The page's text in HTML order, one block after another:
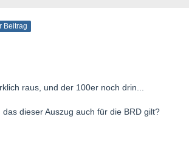
Beitrag
raus, und der 100er noch drin...
dieser Auszug auch für die BRD gilt?